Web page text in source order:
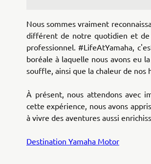
Nous sommes vraiment
différent de notre quotidien et de
professionnel. #LifeAtYamaha,
boréale à laquelle nous avons eu
souffle, ainsi que la chaleur de nos
À présent, nous attendons avec
cette expérience, nous avons
à vivre des aventures aussi
Destination Yamaha Motor